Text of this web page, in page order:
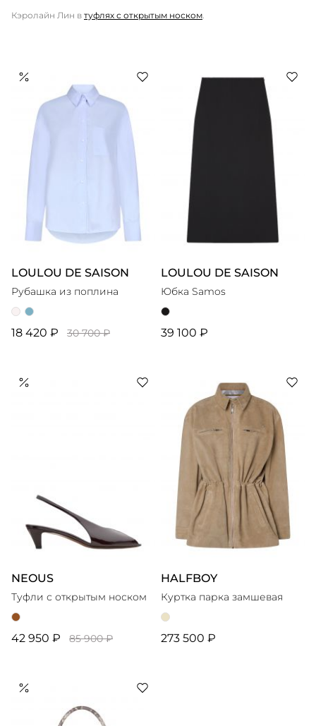
Кэролайн Лин в туфлях с открытым носком.
LOULOU DE SAISON
Рубашка из поплина
18 420 ₽ 30 700 ₽
LOULOU DE SAISON
Юбка Samos
39 100 ₽
NEOUS
Туфли с открытым носком
42 950 ₽ 85 900 ₽
HALFBOY
Куртка парка замшевая
273 500 ₽